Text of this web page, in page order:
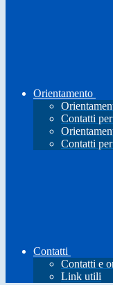
Orientamento
Contatti
Contatti
Contatti
Contatti e
Link utili